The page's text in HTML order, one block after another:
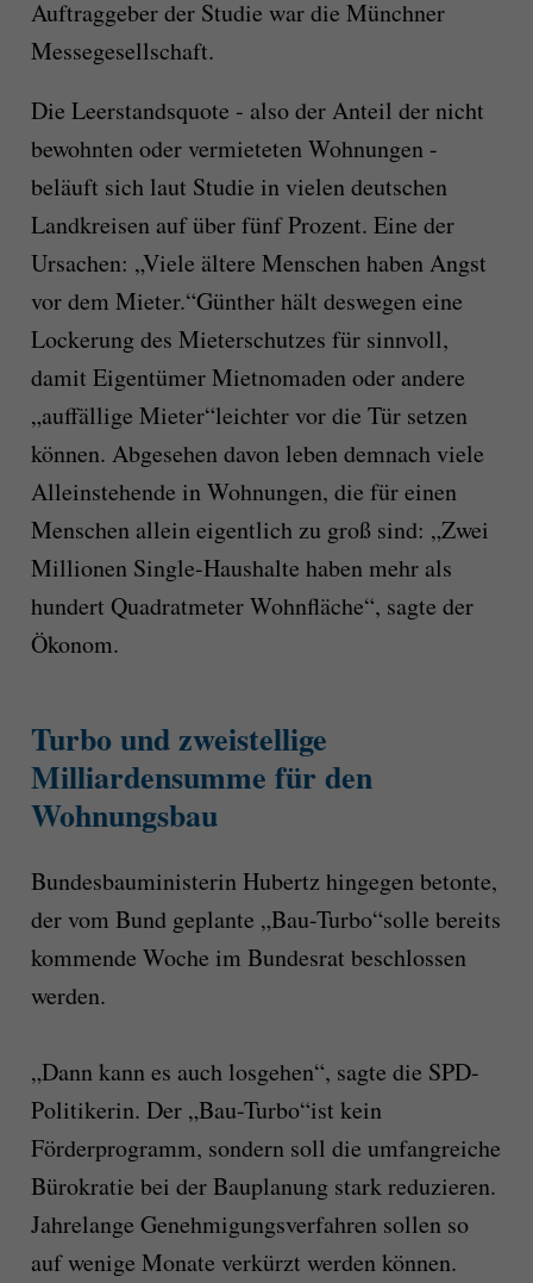
Auftraggeber der Studie war die Münchner
Messegesellschaft.
Die Leerstandsquote - also der Anteil der nicht
bewohnten oder vermieteten Wohnungen -
beläuft sich laut Studie in vielen deutschen
Landkreisen auf über fünf Prozent. Eine der
Ursachen: „Viele ältere Menschen haben Angst
vor dem Mieter.“Günther hält deswegen eine
Lockerung des Mieterschutzes für sinnvoll,
damit Eigentümer Mietnomaden oder andere
„auffällige Mieter“leichter vor die Tür setzen
können. Abgesehen davon leben demnach viele
Alleinstehende in Wohnungen, die für einen
Menschen allein eigentlich zu groß sind: „Zwei
Millionen Single-Haushalte haben mehr als
hundert Quadratmeter Wohnfläche“, sagte der
Ökonom.
Turbo und zweistellige
Milliardensumme für den
Wohnungsbau
Bundesbauministerin Hubertz hingegen betonte,
der vom Bund geplante „Bau-Turbo“solle bereits
kommende Woche im Bundesrat beschlossen
werden.
„Dann kann es auch losgehen“, sagte die SPD-
Politikerin. Der „Bau-Turbo“ist kein
Förderprogramm, sondern soll die umfangreiche
Bürokratie bei der Bauplanung stark reduzieren.
Jahrelange Genehmigungsverfahren sollen so
auf wenige Monate verkürzt werden können.